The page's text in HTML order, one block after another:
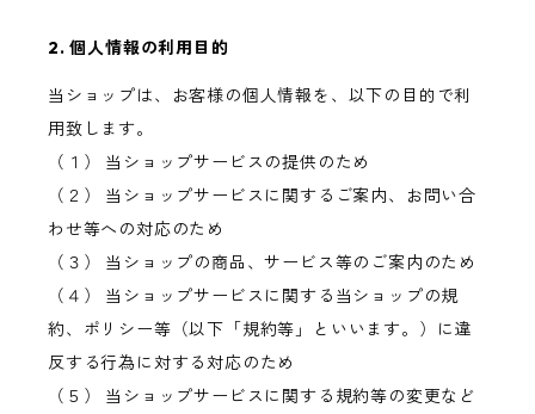
2. 個人情報の利用目的
当ショップは、お客様の個人情報を、以下の目的で利
用致します。
（１） 当ショップサービスの提供のため
（２） 当ショップサービスに関するご案内、お問い合
わせ等への対応のため
（３） 当ショップの商品、サービス等のご案内のため
（４） 当ショップサービスに関する当ショップの規
約、ポリシー等（以下「規約等」といいます。）に違
反する行為に対する対応のため
（５） 当ショップサービスに関する規約等の変更など